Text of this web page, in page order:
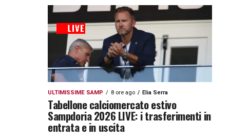
ULTIMISSIME SAMP 8 ore ago Elia Serra
Tabellone calciomercato estivo
Sampdoria 2026 LIVE: i trasferimenti in
entrata e in uscita